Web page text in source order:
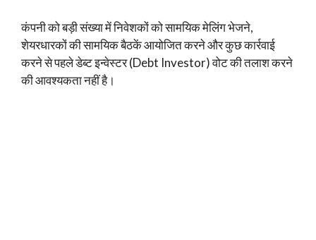
कंपनी को बड़ी संख्या में निवेशकों को सामयिक मेलिंग भेजने,
शेयरधारकों की सामयिक बैठकें आयोजित करने और कुछ कार्रवाई
करने से पहले डेब्ट इन्वेस्टर (Debt Investor) वोट की तलाश करने
की आवश्यकता नहीं है।